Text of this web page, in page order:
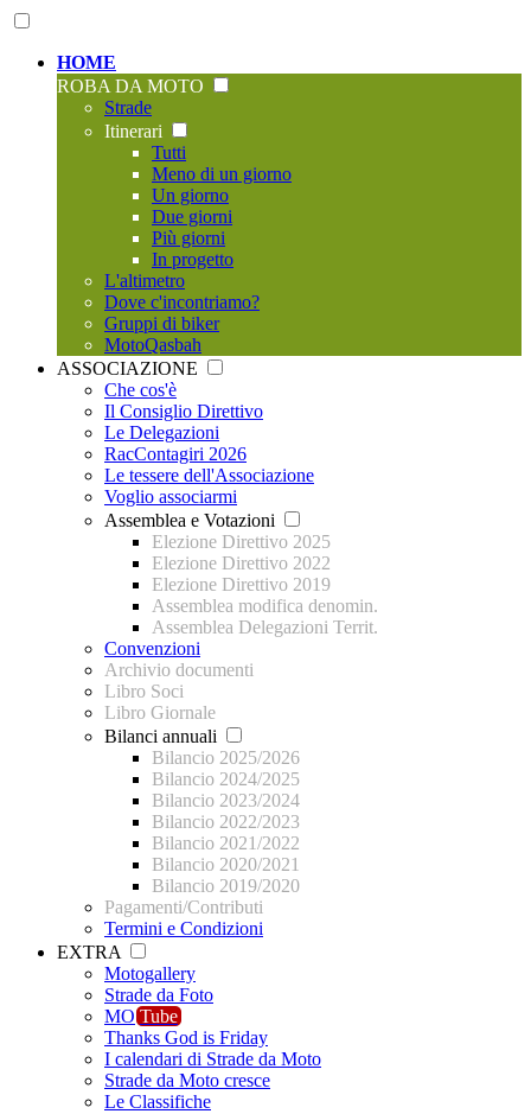
HOME
ROBA DA MOTO
Strade
Itinerari
Tutti
Meno di un giorno
Un giorno
Due giorni
Più giorni
In progetto
L'altimetro
Dove c'incontriamo?
Gruppi di biker
MotoQasbah
ASSOCIAZIONE
Che cos'è
Il Consiglio Direttivo
Le Delegazioni
RacContagiri 2026
Le tessere dell'Associazione
Voglio associarmi
Assemblea e Votazioni
Elezione Direttivo 2025
Elezione Direttivo 2022
Elezione Direttivo 2019
Assemblea modifica denomin.
Assemblea Delegazioni Territ.
Convenzioni
Archivio documenti
Libro Soci
Libro Giornale
Bilanci annuali
Bilancio 2025/2026
Bilancio 2024/2025
Bilancio 2023/2024
Bilancio 2022/2023
Bilancio 2021/2022
Bilancio 2020/2021
Bilancio 2019/2020
Pagamenti/Contributi
Termini e Condizioni
EXTRA
Motogallery
Strade da Foto
MO Tube
Thanks God is Friday
I calendari di Strade da Moto
Strade da Moto cresce
Le Classifiche